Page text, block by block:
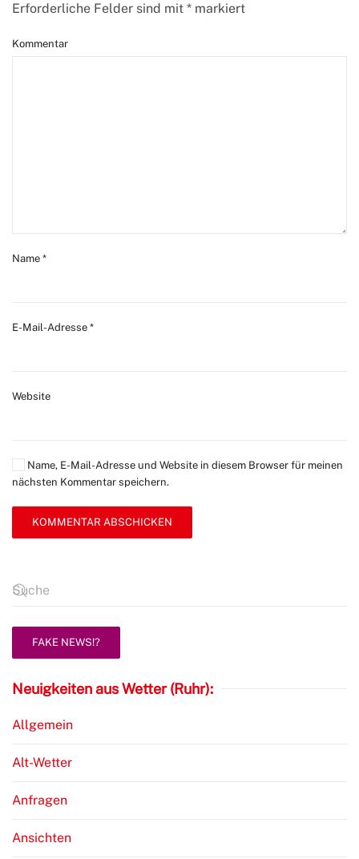
Erforderliche Felder sind mit * markiert
Kommentar
Name *
E-Mail-Adresse *
Website
Name, E-Mail-Adresse und Website in diesem Browser für meinen
nächsten Kommentar speichern.
KOMMENTAR ABSCHICKEN
FAKE NEWS!?
Neuigkeiten aus Wetter (Ruhr):
Allgemein
Alt-Wetter
Anfragen
Ansichten